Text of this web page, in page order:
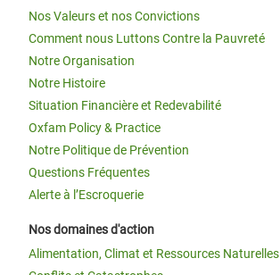
Nos Valeurs et nos Convictions
Comment nous Luttons Contre la Pauvreté
Notre Organisation
Notre Histoire
Situation Financière et Redevabilité
Oxfam Policy & Practice
Notre Politique de Prévention
Questions Fréquentes
Alerte à l’Escroquerie
Nos domaines d'action
Alimentation, Climat et Ressources Naturelles